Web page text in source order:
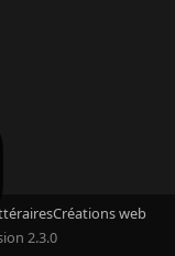
Créations web
2.3.0